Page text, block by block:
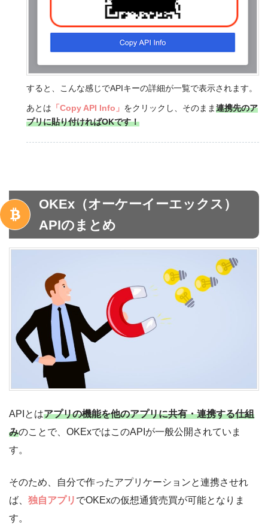
すると、こんな感じでAPIキーの詳細が一覧で表示されます。
あとは 「Copy API Info」 をクリックし、そのまま連携先のア
プリに貼り付ければOKです！
OKEx（オーケーイーエックス）
APIのまとめ
APIとはアプリの機能を他のアプリに共有・連携する仕組
みのことで、OKExではこのAPIが一般公開されていま
す。
そのため、自分で作ったアプリケーションと連携させれ
ば、 独自アプリ でOKExの仮想通貨売買が可能となりま
す。